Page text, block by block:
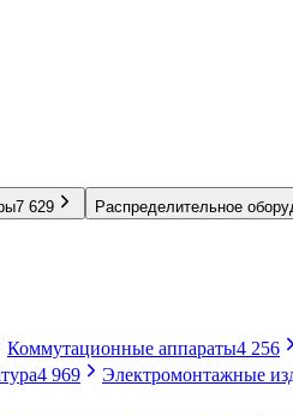
7 629 Распределительное
Коммутационные аппараты4 256
4 969 Электромонтажные